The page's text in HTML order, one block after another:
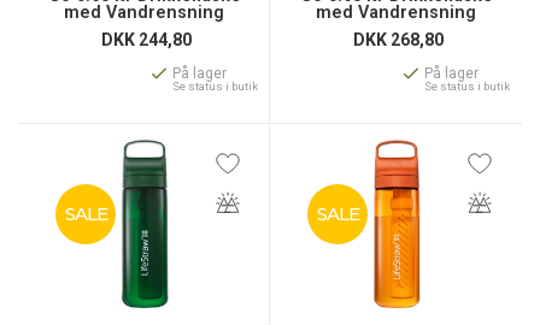
med Vandrensning
DKK 244,80
På lager
Se status i butik
med Vandrensning
DKK 268,80
På lager
Se status i butik
SALE SALE